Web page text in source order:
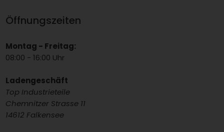
Öffnungszeiten
Montag - Freitag:
08:00 - 16:00 Uhr
Ladengeschäft
Top Industrieteile
Chemnitzer Strasse 11
14612 Falkensee